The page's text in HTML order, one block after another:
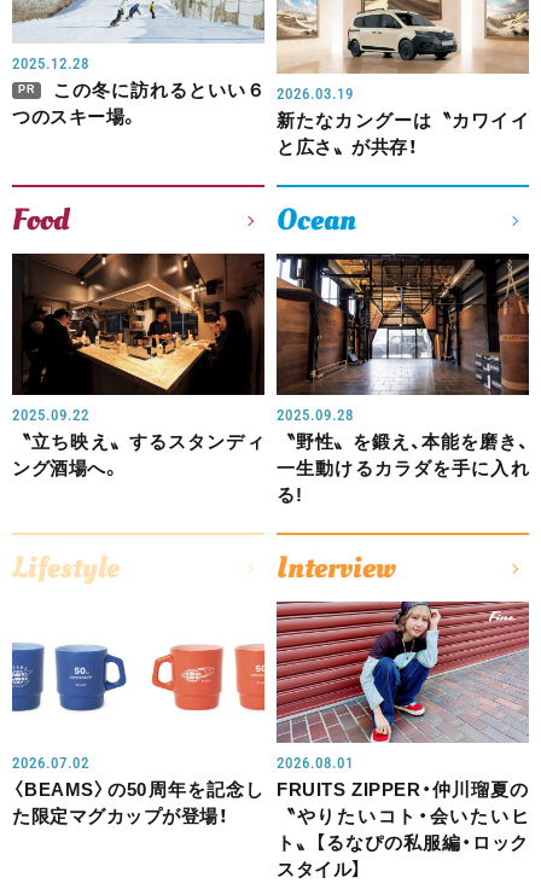
2025.12.28
PR
この冬に訪れるといい６
つのスキー場。
2026.03.19
新たなカングーは〝カワイイ
と広さ〟が共存！
Food
2025.09.22
〝立ち映え〟するスタンディ
ング酒場へ。
Ocean
2025.09.28
〝野性〟を鍛え、本能を磨き、
一生動けるカラダを手に入れ
る!
Lifestyle
2026.07.02
〈BEAMS〉の50周年を記念し
た限定マグカップが登場！
Interview
2026.08.01
FRUITS ZIPPER・仲川瑠夏の
〝やりたいコト・会いたいヒ
ト〟【るなぴの私服編・ロック
スタイル】